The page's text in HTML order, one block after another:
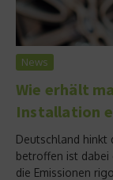
News
Wie erhält
Installation
Deutschland hinkt
betroffen ist dabei
die Emissionen